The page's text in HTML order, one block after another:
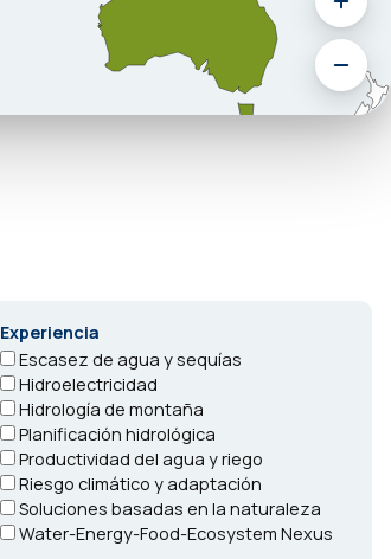
Experiencia
Escasez de agua y sequías
Hidroelectricidad
Hidrología de montaña
Planificación hidrológica
Productividad del agua y riego
Riesgo climático y adaptación
Soluciones basadas en la naturaleza
Water-Energy-Food-Ecosystem Nexus